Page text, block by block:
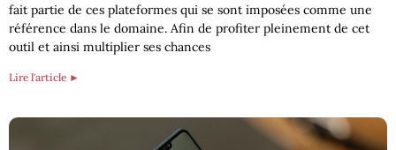
fait partie de ces plateformes qui se sont imposées comme une
référence dans le domaine. Afin de profiter pleinement de cet
outil et ainsi multiplier ses chances
Lire l'article ►